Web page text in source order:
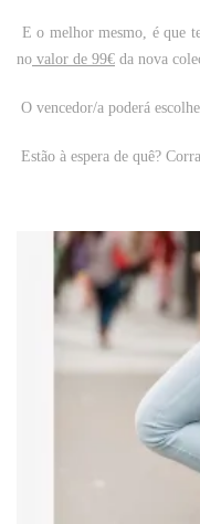
E o melhor mesmo, é que
no valor de 99€ da nova
O vencedor/a poderá
Estão à espera de quê?